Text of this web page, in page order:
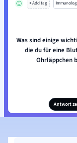
+ Add tag
Was sind einige
die du für eine
Ohrläppchen
Antwort